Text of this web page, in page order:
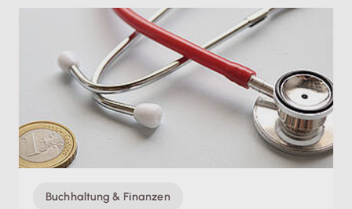
Buchhaltung & Finanzen